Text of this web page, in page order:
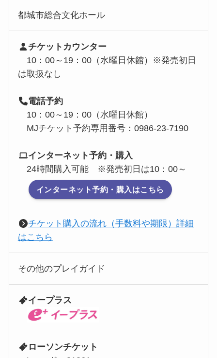
都城市総合文化ホール
チケットカウンター
10：00～19：00（水曜日休館）※発売初日
は取扱なし
電話予約
10：00～19：00（水曜日休館）
MJチケット予約専用番号：0986-23-7190
インターネット予約・購入
24時間購入可能 ※発売初日は10：00～
インターネット予約・購入はこちら
チケット購入の流れ（手数料や期限）詳細
はこちら
その他のプレイガイド
イープラス
ローソンチケット